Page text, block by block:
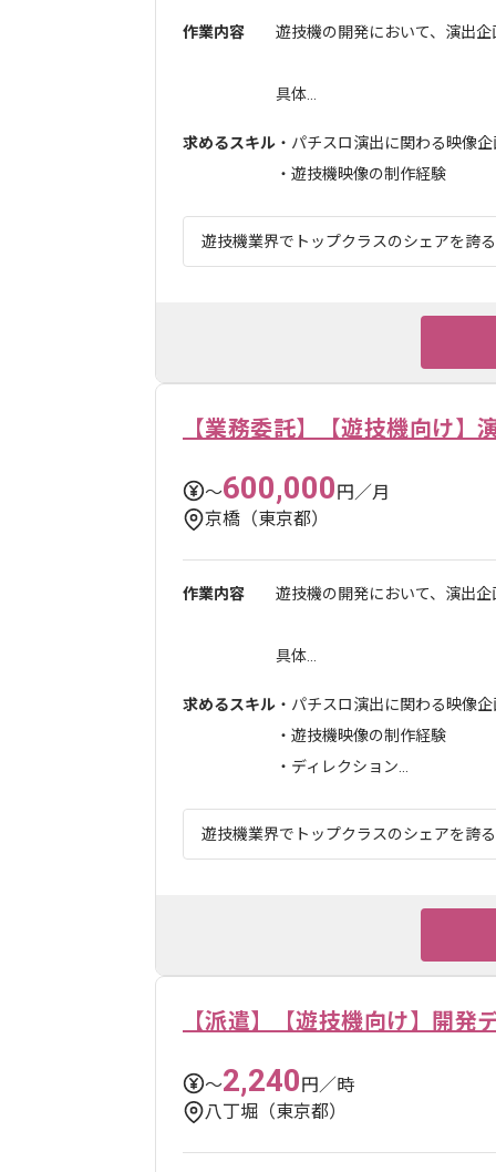
作業内容 遊技機の開発において、演出
具体...
求めるスキル ・パチスロ演出に関わる映像
・遊技機映像の制作経験
遊技機業界でトップクラスのシェアを誇
【業務委託】【遊技機向け】
〜600,000円／月
京橋（東京都）
作業内容 遊技機の開発において、演出
具体...
求めるスキル ・パチスロ演出に関わる映像
・遊技機映像の制作経験
・ディレクション...
遊技機業界でトップクラスのシェアを誇
【派遣】【遊技機向け】開発
〜2,240円／時
八丁堀（東京都）